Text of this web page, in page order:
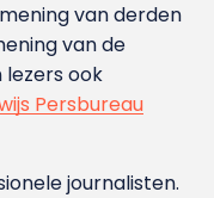
van derden
van de
ook
Persbureau
journalisten.